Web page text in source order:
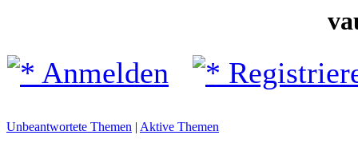
Anmelden
Unbeantwortete Themen | Aktive Themen